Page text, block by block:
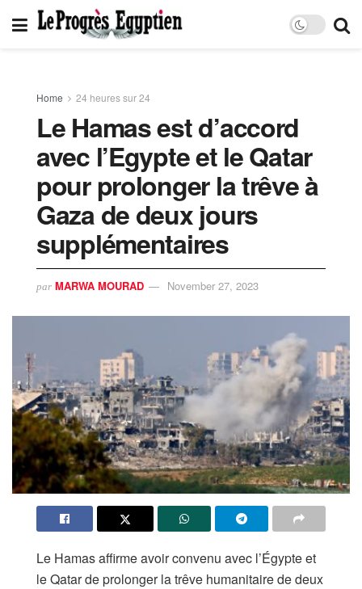
Home 24 heures sur 24
Le Hamas est d’accord
avec l’Egypte et le Qatar
pour prolonger la trêve à
Gaza de deux jours
supplémentaires
par MARWA MOURAD November 27, 2023
Le Hamas affirme avoir convenu avec l’Égypte et
le Qatar de prolonger la trêve humanitaire de deux